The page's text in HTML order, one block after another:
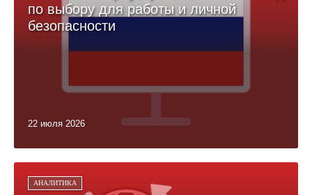
по выбору для работы и личной
безопасности
22 июля 2026
АНАЛИТИКА